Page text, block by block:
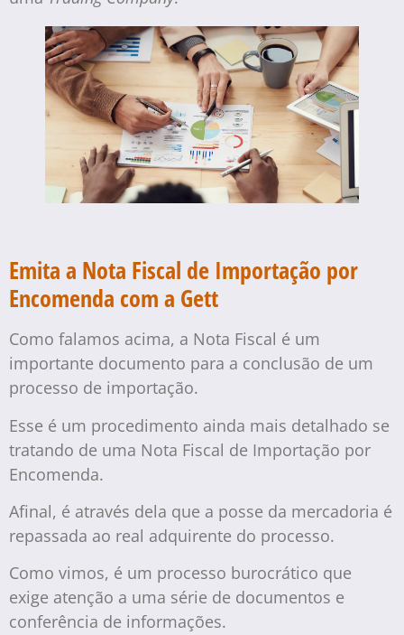
Emita a Nota Fiscal de Importação por
Encomenda com a Gett
Como falamos acima, a Nota Fiscal é um
importante documento para a conclusão de um
processo de importação.
Esse é um procedimento ainda mais detalhado se
tratando de uma Nota Fiscal de Importação por
Encomenda.
Afinal, é através dela que a posse da mercadoria é
repassada ao real adquirente do processo.
Como vimos, é um processo burocrático que
exige atenção a uma série de documentos e
conferência de informações.